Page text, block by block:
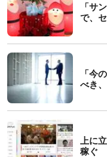
「サ
で、
「今
べき
上に
稼ぐ